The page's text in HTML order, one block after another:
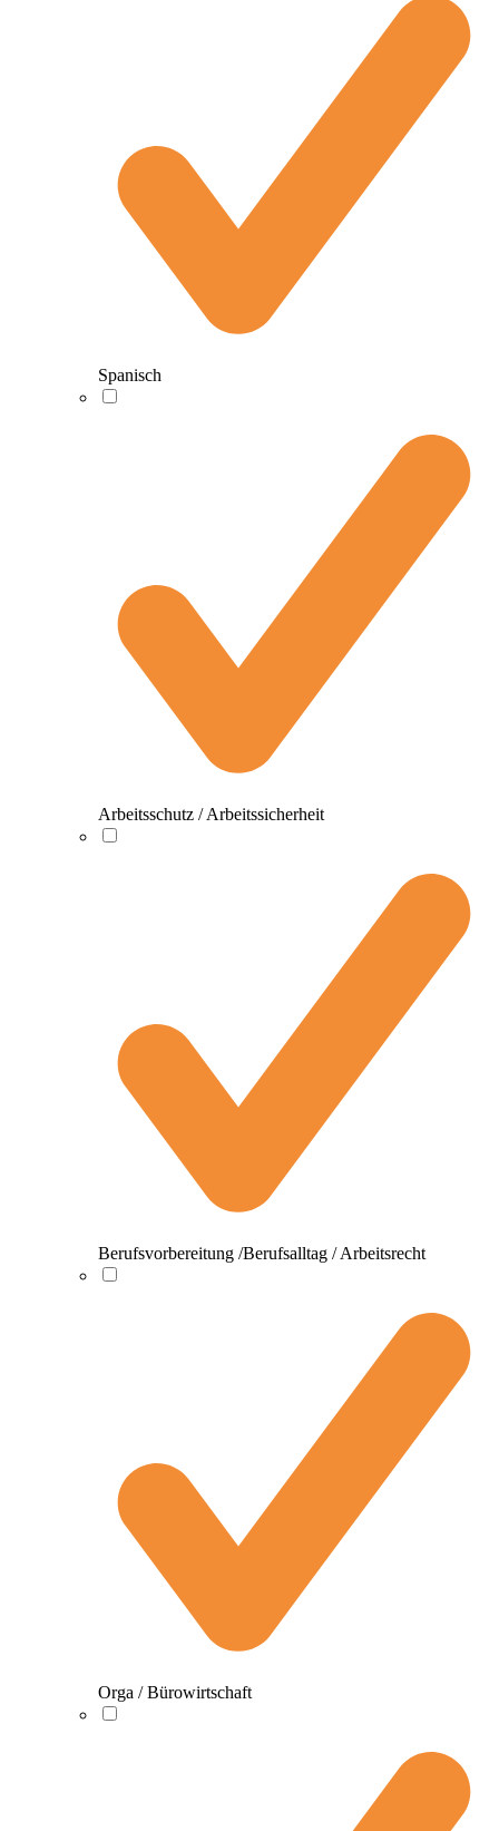
Spanisch
Arbeitsschutz / Arbeitssicherheit
Berufsvorbereitung /Berufsalltag / Arbeitsrecht
Orga / Bürowirtschaft